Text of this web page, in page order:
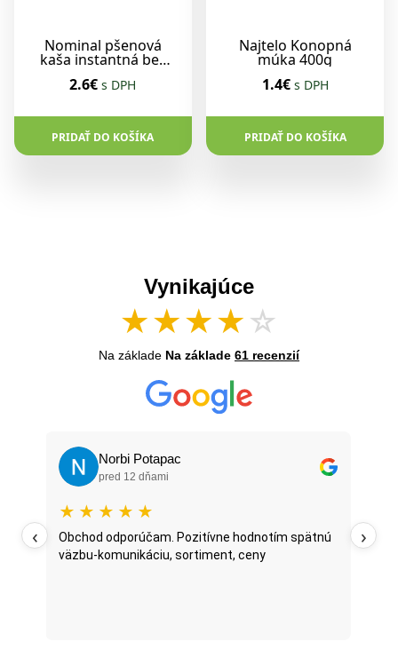
Nominal pšenová
kaša instantná bez
2.6€ s DPH
PRIDAŤ DO KOŠÍKA
Najtelo Konopná
múka 400g
1.4€ s DPH
PRIDAŤ DO KOŠÍKA
Vynikajúce
★★★★☆
Na základe Na základe 61 recenzií
Norbi Potapac
pred 12 dňami
★ ★ ★ ★ ★
Obchod odporúčam. Pozitívne hodnotím spätnú
väzbu-komunikáciu, sortiment, ceny
‹ ›